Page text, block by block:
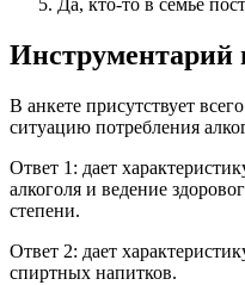
Инструментарий
В анкете присутствует
ситуацию потребления
Ответ 1: дает
алкоголя и ведение
степени.
Ответ 2: дает
спиртных напитков.